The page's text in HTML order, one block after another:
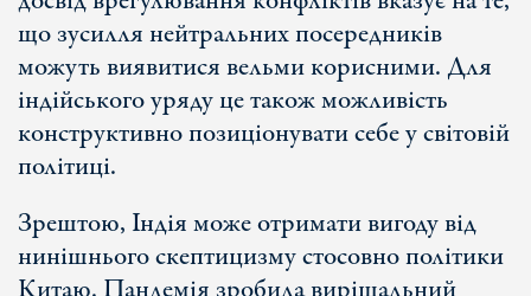
що зусилля нейтральних посередників
можуть виявитися вельми корисними. Для
індійського уряду це також можливість
конструктивно позиціонувати себе у світовій
політиці.
Зрештою, Індія може отримати вигоду від
нинішнього скептицизму стосовно політики